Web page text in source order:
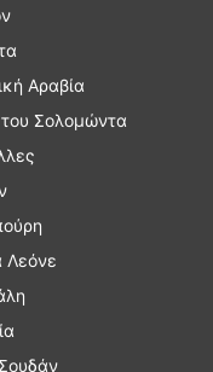
Αραβία
Σολομώντα
Λεόνε